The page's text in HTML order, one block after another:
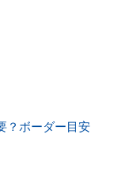
？ボーダー目安